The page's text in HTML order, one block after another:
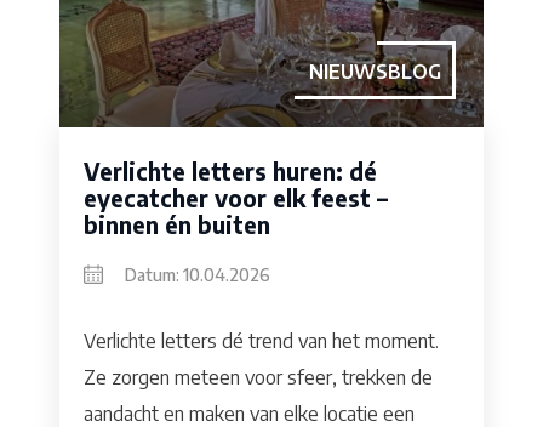
NIEUWSBLOG
Verlichte letters huren: dé
eyecatcher voor elk feest –
binnen én buiten
Datum: 10.04.2026
Verlichte letters dé trend van het moment.
Ze zorgen meteen voor sfeer, trekken de
aandacht en maken van elke locatie een